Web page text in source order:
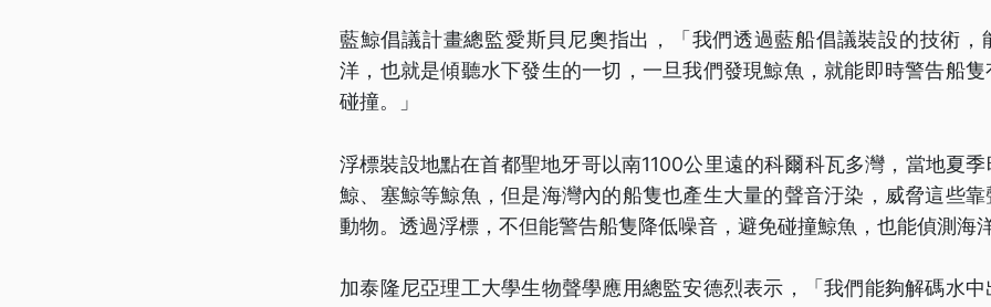
藍鯨倡議計畫總監愛斯貝尼奧指出，「我們透過藍船倡議裝設的技術，
洋，也就是傾聽水下發生的一切，一旦我們發現鯨魚，就能即時警告船
碰撞。」
浮標裝設地點在首都聖地牙哥以南1100公里遠的科爾科瓦多灣，當地夏
鯨、塞鯨等鯨魚，但是海灣內的船隻也產生大量的聲音汙染，威脅這些
動物。透過浮標，不但能警告船隻降低噪音，避免碰撞鯨魚，也能偵測海
加泰隆尼亞理工大學生物聲學應用總監安德烈表示，「我們能夠解碼水